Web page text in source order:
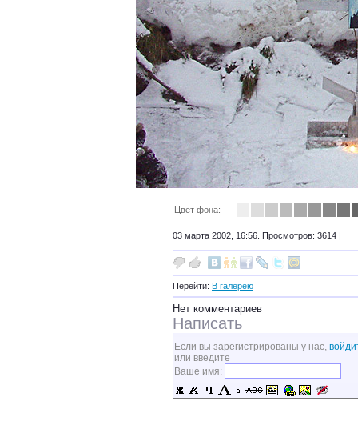
Цвет фона:
03 марта 2002, 16:56. Просмотров: 3614 |
Перейти: В галерею
Нет комментариев
Написать
Если вы зарегистрированы у нас,
или введите
Ваше имя: